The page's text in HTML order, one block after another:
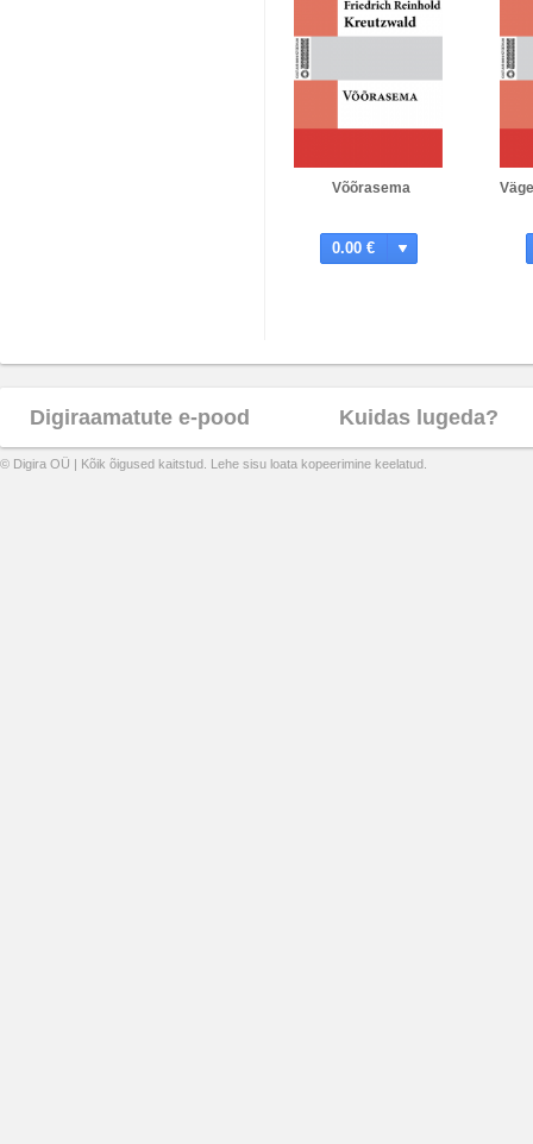
Võõrasema
0.00 €
Digiraamatute e-pood Kuidas lugeda?
© Digira OÜ | Kõik õigused kaitstud. Lehe sisu loata kopeerimine keelatud.